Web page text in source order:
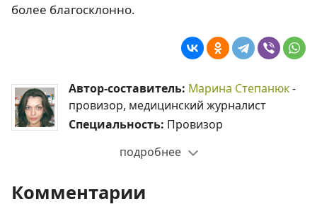
более благосклонно.
Автор-составитель: Марина Степанюк-
провизор, медицинский журналист
Специальность: Провизор
подробнее
Комментарии